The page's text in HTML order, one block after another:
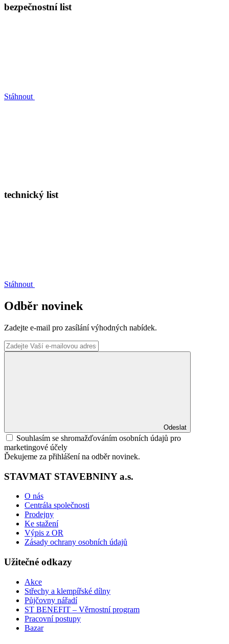
bezpečnostní list
Stáhnout
technický list
Stáhnout
Odběr novinek
Zadejte e-mail pro zasílání výhodných nabídek.
Odeslat
Souhlasím se shromažďováním osobních údajů pro
marketingové účely
Ďekujeme za přihlášení na odběr novinek.
STAVMAT STAVEBNINY a.s.
O nás
Centrála společnosti
Prodejny
Ke stažení
Výpis z OR
Zásady ochrany osobních údajů
Užitečné odkazy
Akce
Střechy a klempířské dílny
Půjčovny nářadí
ST BENEFIT – Věrnostní program
Pracovní postupy
Bazar